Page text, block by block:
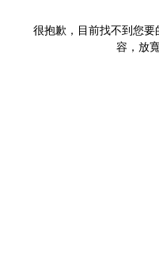
很抱歉，目前找不到您
容，放